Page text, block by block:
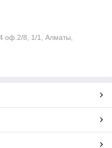
оф.2/8, 1/1, Алматы,